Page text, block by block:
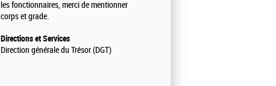
les fonctionnaires, merci de mentionner
corps et grade.
Directions et Services
Direction générale du Trésor (DGT)